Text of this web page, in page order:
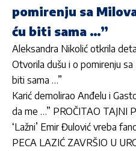
pomirenju sa
ću biti sama …”
Aleksandra Nikolić otkrila
Otvorila dušu i o pomirenju
biti sama …”
Karić demolirao Anđelu i
da me …” PROČITAO TAJNI
‘Lažni’ Emir Đulović vreba
PECA LAZIĆ ZAVRŠIO U